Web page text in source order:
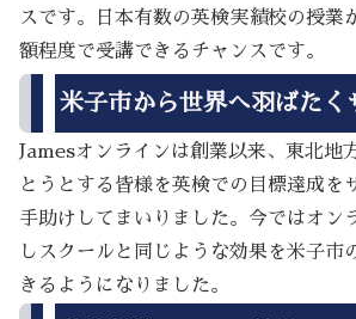
スです。日本有数の英検実績校の授業
額程度で受講できるチャンスです。
米子市から世界へ羽ばたく
Jamesオンラインは創業以来、東北地
とうとする皆様を英検での目標達成を
手助けしてまいりました。今ではオン
しスクールと同じような効果を米子市
きるようになりました。